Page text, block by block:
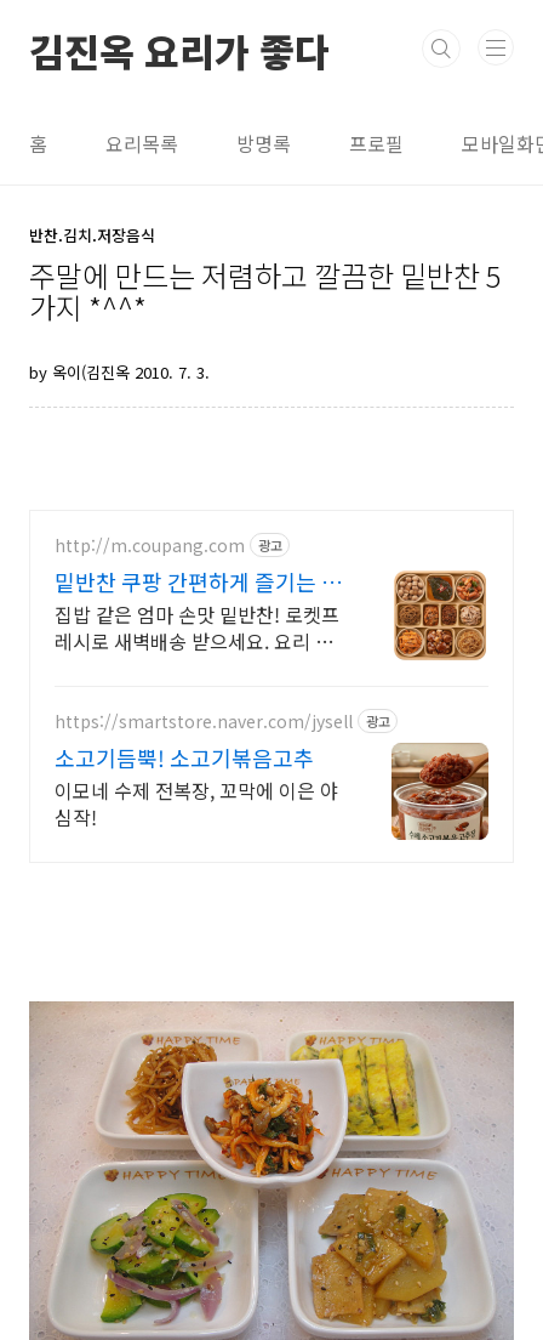
김진옥 요리가 좋다
홈 요리목록 방명록 프로필 모바일화
반찬.김치.저장음식
주말에 만드는 저렴하고 깔끔한 밑반찬 5
가지 *^^*
by 옥이(김진옥 2010. 7. 3.
http://m.coupang.com 광고
밑반찬 쿠팡 간편하게 즐기는 한
끼
집밥 같은 엄마 손맛 밑반찬! 로켓프
레시로 새벽배송 받으세요. 요리 고
https://smartstore.naver.com/jysell 광고
소고기듬뿍! 소고기볶음고추
이모네 수제 전복장, 꼬막에 이은 야
심작!